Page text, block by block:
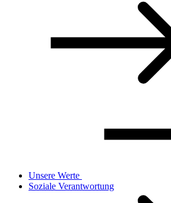
Unsere Werte
Soziale Verantwortung